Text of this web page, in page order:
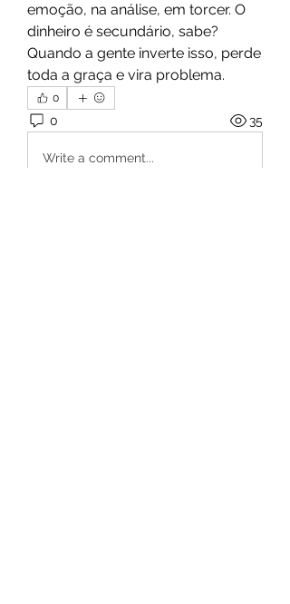
emoção, na análise, em torcer. O
dinheiro é secundário, sabe?
Quando a gente inverte isso, perde
toda a graça e vira problema.
0
0 35
Write a comment...